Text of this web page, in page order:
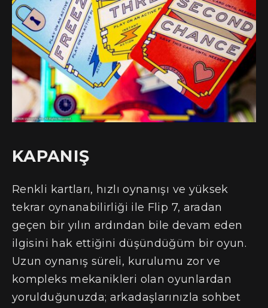
KAPANIŞ
Renkli kartları, hızlı oynanışı ve yüksek
tekrar oynanabilirliği ile Flip 7, aradan
geçen bir yılın ardından bile devam eden
ilgisini hak ettiğini düşündüğüm bir oyun.
Uzun oynanış süreli, kurulumu zor ve
kompleks mekanikleri olan oyunlardan
yorulduğunuzda; arkadaşlarınızla sohbet